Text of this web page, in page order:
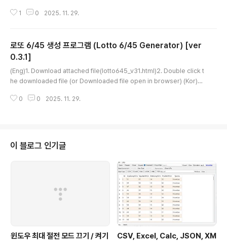
운로드 파일 브라우저에서 열기) html source : Loading... 로또 6/45&nbs
1 0 2025. 11. 29.
로또 6/45 생성 프로그램 (Lotto 6/45 Generator) [ver
0.3.1]
(Eng)1. Download attached file(lotto645_v31.html)2. Double click t
he downloaded file (or Downloaded file open in browser) (Kor)1.
운로드 파일 브라우저에서 열기) html source : Loading... 로또 6/45&nbs
0 0 2025. 11. 29.
이 블로그 인기글
윈도우 최대 절전 모드 끄기 / 켜기
CSV, Excel, Calc, JSON, XM